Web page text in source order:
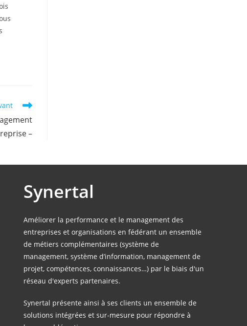
–
Synertal
Améliorer la performance et le management des
entreprises et organisations en fédérant un ensemble
de métiers complémentaires (système de
management, système d’information, management de
projet, compétences, connaissances…) par le biais d'un
réseau d'experts partenaires.
Synertal présente ainsi à ses clients un ensemble de
solutions intégrées et sur-mesure pour répondre à